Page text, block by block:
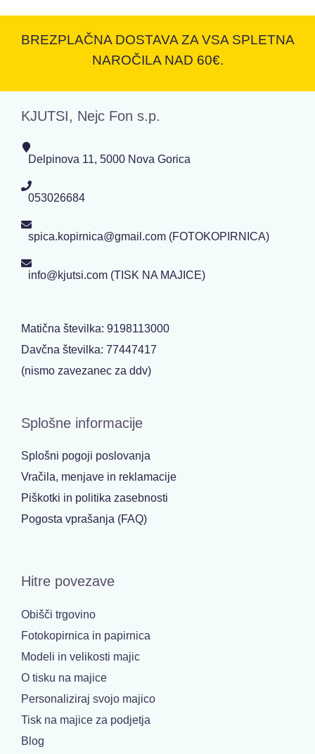
BREZPLAČNA DOSTAVA ZA VSA SPLETNA
NAROČILA NAD 60€.
KJUTSI, Nejc Fon s.p.
Delpinova 11, 5000 Nova Gorica
053026684
spica.kopirnica@gmail.com (FOTOKOPIRNICA)
info@kjutsi.com (TISK NA MAJICE)
Matična številka: 9198113000
Davčna številka: 77447417
(nismo zavezanec za ddv)
Splošne informacije
Splošni pogoji poslovanja
Vračila, menjave in reklamacije
Piškotki in politika zasebnosti
Pogosta vprašanja (FAQ)
Hitre povezave
Obišči trgovino
Fotokopirnica in papirnica
Modeli in velikosti majic
O tisku na majice
Personaliziraj svojo majico
Tisk na majice za podjetja
Blog